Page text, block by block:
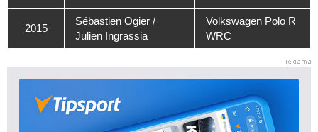
2015
Sébastien Ogier /
Julien Ingrassia
Volkswagen Polo R
WRC